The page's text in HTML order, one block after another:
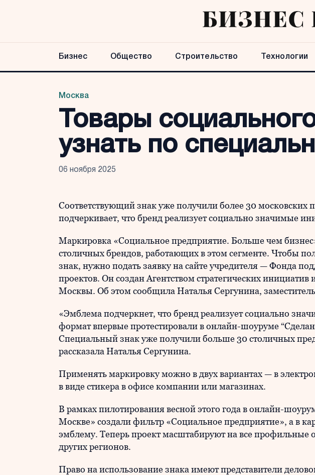
Бизнес Общество Строительство Технологии
Москва
Товары
узнать по
06 ноября 2025
Соответствующий знак уже получили более 30 московских
подчеркивает, что бренд реализует социально значимые
Маркировка «Социальное предприятие. Больше чем
столичных брендов, работающих в этом сегменте. Чтобы
знак, нужно подать заявку на сайте учредителя — Фонда
проектов. Он создан Агентством стратегических инициатив
Москвы. Об этом сообщила Наталья Сергунина,
«Эмблема подчеркнет, что бренд реализует социально
формат впервые протестировали в онлайн-шоуруме
Специальный знак уже получили больше 30 столичных
рассказала Наталья Сергунина.
Применять маркировку можно в двух вариантах — в
в виде стикера в офисе компании или магазинах.
В рамках пилотирования весной этого года в онлайн-
Москве» создали фильтр «Социальное предприятие», а в
эмблему. Теперь проект масштабируют на все профильные
других регионов.
Право на использование знака имеют представители